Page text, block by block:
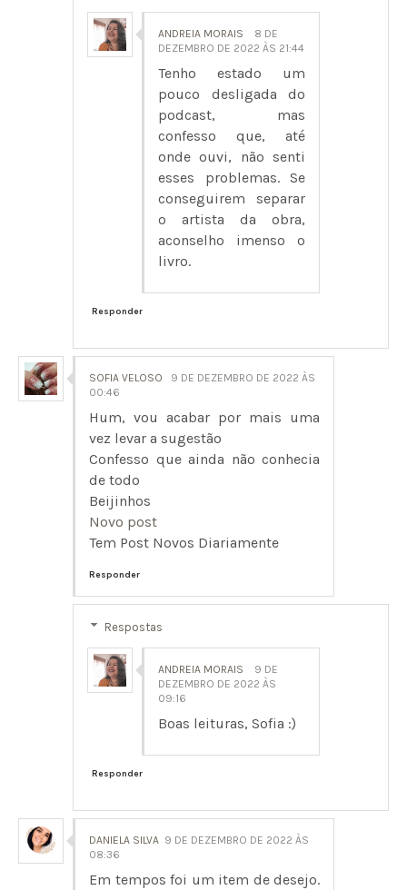
ANDREIA MORAIS
8 DE
DEZEMBRO DE 2022 ÀS 21:44
Tenho estado um
pouco desligada do
podcast, mas
confesso que, até
onde ouvi, não senti
esses problemas. Se
conseguirem separar
o artista da obra,
aconselho imenso o
livro.
Responder
SOFIA VELOSO
9 DE DEZEMBRO DE 2022 ÀS
00:46
Hum, vou acabar por mais uma
vez levar a sugestão
Confesso que ainda não conhecia
de todo
Beijinhos
Novo post
Tem Post Novos Diariamente
Responder
Respostas
ANDREIA MORAIS
9 DE
DEZEMBRO DE 2022 ÀS
09:16
Boas leituras, Sofia :)
Responder
DANIELA SILVA 9 DE DEZEMBRO DE 2022 ÀS
08:36
Em tempos foi um item de desejo.